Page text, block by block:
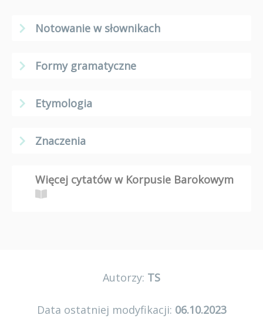
Notowanie w słownikach
Formy gramatyczne
Etymologia
Znaczenia
Więcej cytatów w Korpusie Barokowym
Autorzy: TS
Data ostatniej modyfikacji: 06.10.2023